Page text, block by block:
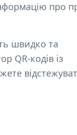
про
швидко та
QR-кодів із